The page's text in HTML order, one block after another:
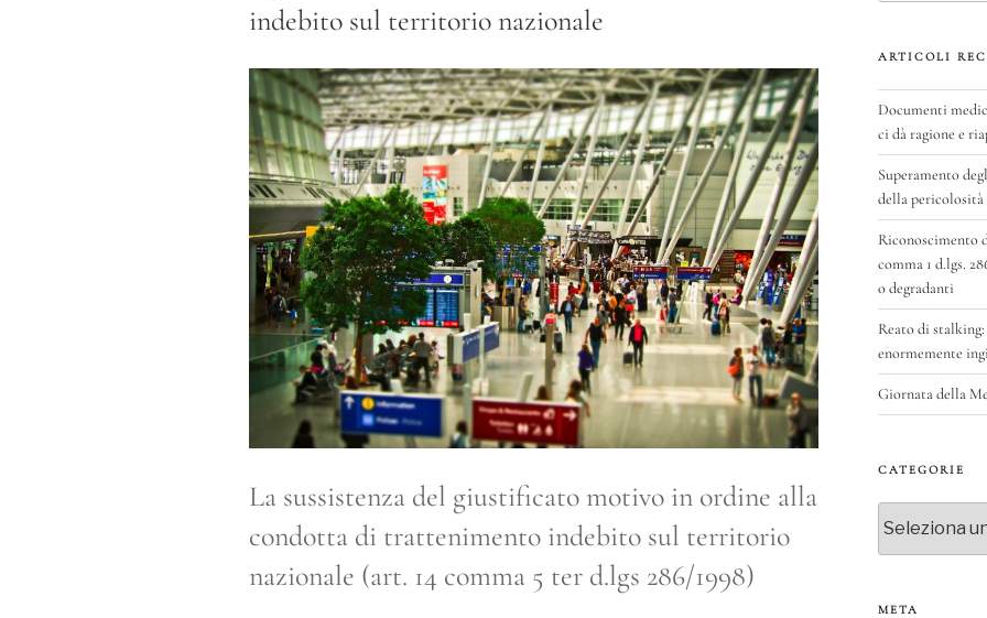
indebito sul territorio nazionale
La sussistenza del giustificato motivo in ordine alla
condotta di trattenimento indebito sul territorio
nazionale (art. 14 comma 5 ter d.lgs 286/1998)
ARTICOLI
Documenti
ci dà ragione e
Superamento
della pericolosità
Riconoscimento
comma 1 d.lgs.
o degradanti
Reato di stalking:
enormemente
Giornata della
CATEGORIE
META